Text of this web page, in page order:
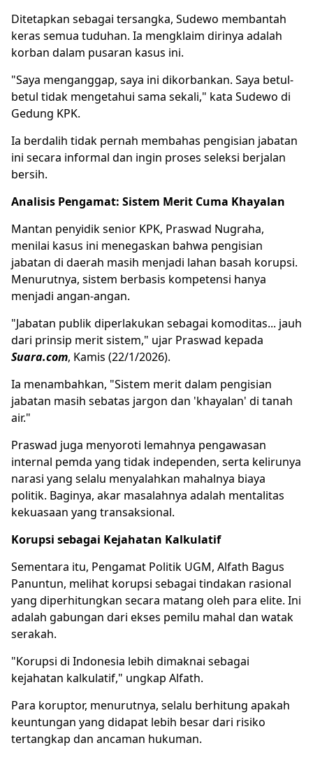
Ditetapkan sebagai tersangka, Sudewo membantah
keras semua tuduhan. Ia mengklaim dirinya adalah
korban dalam pusaran kasus ini.
"Saya menganggap, saya ini dikorbankan. Saya betul-
betul tidak mengetahui sama sekali," kata Sudewo di
Gedung KPK.
Ia berdalih tidak pernah membahas pengisian jabatan
ini secara informal dan ingin proses seleksi berjalan
bersih.
Analisis Pengamat: Sistem Merit Cuma Khayalan
Mantan penyidik senior KPK, Praswad Nugraha,
menilai kasus ini menegaskan bahwa pengisian
jabatan di daerah masih menjadi lahan basah korupsi.
Menurutnya, sistem berbasis kompetensi hanya
menjadi angan-angan.
"Jabatan publik diperlakukan sebagai komoditas... jauh
dari prinsip merit sistem," ujar Praswad kepada
Suara.com, Kamis (22/1/2026).
Ia menambahkan, "Sistem merit dalam pengisian
jabatan masih sebatas jargon dan 'khayalan' di tanah
air."
Praswad juga menyoroti lemahnya pengawasan
internal pemda yang tidak independen, serta kelirunya
narasi yang selalu menyalahkan mahalnya biaya
politik. Baginya, akar masalahnya adalah mentalitas
kekuasaan yang transaksional.
Korupsi sebagai Kejahatan Kalkulatif
Sementara itu, Pengamat Politik UGM, Alfath Bagus
Panuntun, melihat korupsi sebagai tindakan rasional
yang diperhitungkan secara matang oleh para elite. Ini
adalah gabungan dari ekses pemilu mahal dan watak
serakah.
"Korupsi di Indonesia lebih dimaknai sebagai
kejahatan kalkulatif," ungkap Alfath.
Para koruptor, menurutnya, selalu berhitung apakah
keuntungan yang didapat lebih besar dari risiko
tertangkap dan ancaman hukuman.